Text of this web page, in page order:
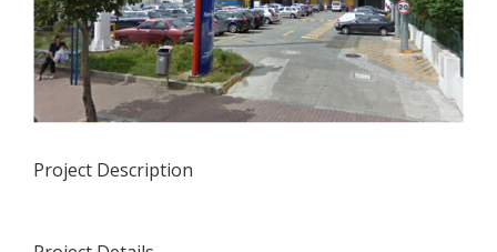
Project Description